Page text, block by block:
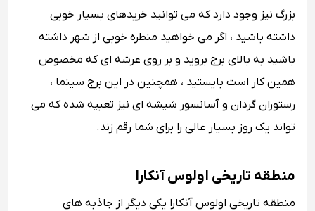
بزرگ نیز وجود دارد که می توانید خریدهای بسیار خوبی
داشته باشید ، اگر می خواهید منطره خوبی از شهر داشته
باشید به بالای برج بروید و بر روی عرشه ای که مخصوص
همین کار است بایستید ، همچنین در این برج سینما ،
رستوران گردان و آسانسور شیشه ای نیز تعبیه شده که می
تواند یک روز بسیار عالی را برای شما رقم زند.
منطقه تاریخی اولوس آنکارا
منطقه تاریخی اولوس آنکارا یکی دیگر از جاذبه های